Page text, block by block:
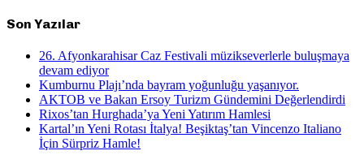
Son Yazılar
26. Afyonkarahisar Caz Festivali müzikseverlerle buluşmaya
devam ediyor
Kumburnu Plajı’nda bayram yoğunluğu yaşanıyor.
AKTOB ve Bakan Ersoy Turizm Gündemini Değerlendirdi
Rixos’tan Hurghada’ya Yeni Yatırım Hamlesi
Kartal’ın Yeni Rotası İtalya! Beşiktaş’tan Vincenzo Italiano
İçin Sürpriz Hamle!